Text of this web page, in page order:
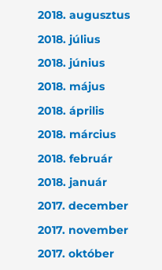
2018. augusztus
2018. július
2018. június
2018. május
2018. április
2018. március
2018. február
2018. január
2017. december
2017. november
2017. október